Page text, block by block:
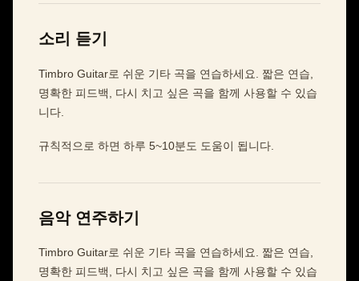
소리 듣기
Timbro Guitar로 쉬운 기타 곡을 연습하세요. 짧은 연습,
명확한 피드백, 다시 치고 싶은 곡을 함께 사용할 수 있습
니다.
규칙적으로 하면 하루 5~10분도 도움이 됩니다.
음악 연주하기
Timbro Guitar로 쉬운 기타 곡을 연습하세요. 짧은 연습,
명확한 피드백, 다시 치고 싶은 곡을 함께 사용할 수 있습